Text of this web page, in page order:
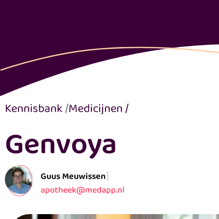
Kennisbank/Medicijnen/
Genvoya
Guus Meuwissen
apotheek@medapp.nl